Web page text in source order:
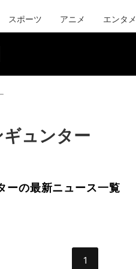
スポーツ アニメ エンタメ
ュンター
ーの最新ニュース一覧
1